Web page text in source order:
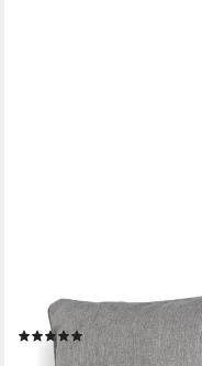
Stuhlkissen
Outdoor / Indoor
(22)
ab 18,99 € 21,86 €